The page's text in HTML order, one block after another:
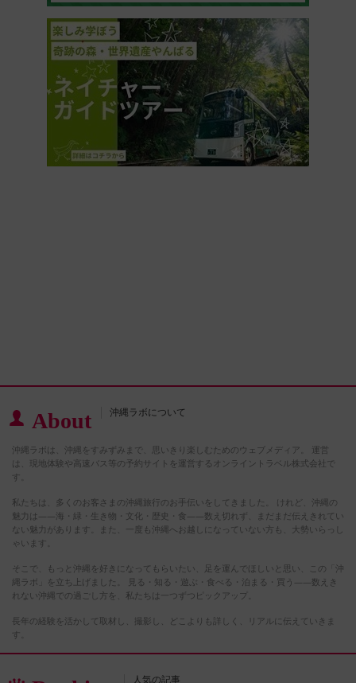
About 沖縄ラボについて
沖縄ラボは、沖縄をすみずみまで、思いきり楽しむためのウェブメディア。 運営
は、現地体験や高速バス等の予約サイトを運営するオンライントラベル株式会社で
す。
私たちは、多くのお客さまの沖縄旅行のお手伝いをしてきました。 けれど、沖縄の
魅力は――海・緑・生き物・文化・歴史・食――数え切れず、まだまだ伝えきれてい
ない魅力があります。また、一度も沖縄へお越しになっていない方も、大勢いらっし
ゃいます。
そこで、もっと沖縄を好きになってもらいたい、足を運んでほしいと思い、この「沖
縄ラボ」を立ち上げました。 見る・知る・遊ぶ・食べる・泊まる・買う――数えき
れない沖縄での過ごし方を、私たちは一つずつピックアップ。
長年の経験を活かして取材し、撮影し、どこよりも詳しく、リアルに伝えていきま
す。
人気の記事